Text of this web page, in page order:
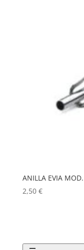
ANILLA EVIA
2,50 €